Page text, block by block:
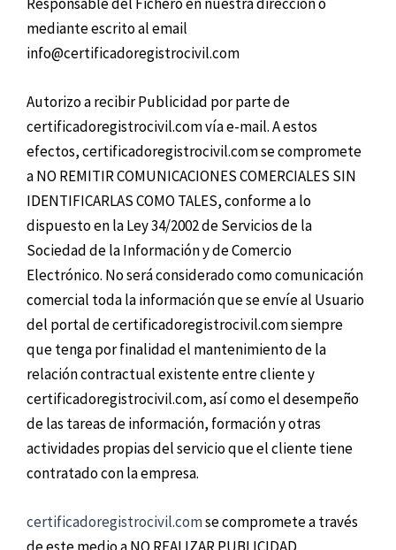
mediante escrito al email
info@certificadoregistrocivil.com
Autorizo a recibir Publicidad por parte de
certificadoregistrocivil.com vía e-mail. A estos
efectos, certificadoregistrocivil.com se compromete
a NO REMITIR COMUNICACIONES COMERCIALES SIN
IDENTIFICARLAS COMO TALES, conforme a lo
dispuesto en la Ley 34/2002 de Servicios de la
Sociedad de la Información y de Comercio
Electrónico. No será considerado como comunicación
comercial toda la información que se envíe al Usuario
del portal de certificadoregistrocivil.com siempre
que tenga por finalidad el mantenimiento de la
relación contractual existente entre cliente y
certificadoregistrocivil.com, así como el desempeño
de las tareas de información, formación y otras
actividades propias del servicio que el cliente tiene
contratado con la empresa.
certificadoregistrocivil.comse compromete a través